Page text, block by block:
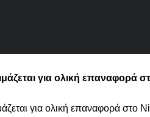
για ολική επαναφορά